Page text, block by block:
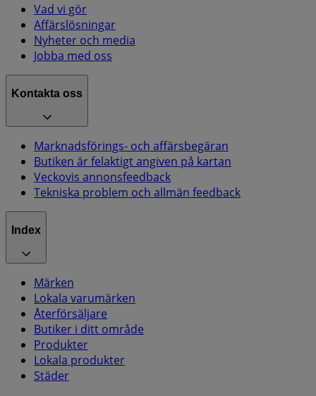
Vad vi gör
Affärslösningar
Nyheter och media
Jobba med oss
Kontakta oss
Marknadsförings- och affärsbegäran
Butiken är felaktigt angiven på kartan
Veckovis annonsfeedback
Tekniska problem och allmän feedback
Index
Märken
Lokala varumärken
Återförsäljare
Butiker i ditt område
Produkter
Lokala produkter
Städer